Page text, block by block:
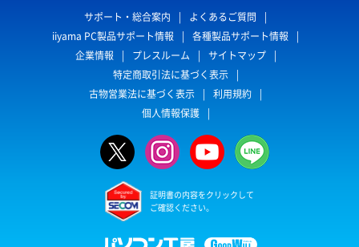
サポート・総合案内
よくあるご質問
iiyama PC製品サポート情報
各種製品サポート情報
企業情報
プレスルーム
サイトマップ
特定商取引法に基づく表示
古物営業法に基づく表示
利用規約
個人情報保護
証明書の内容をクリックして
ご確認ください。